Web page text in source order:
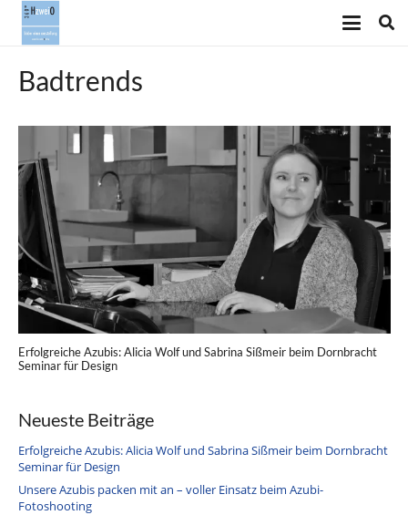
Badtrends
Erfolgreiche Azubis: Alicia Wolf und Sabrina Sißmeir beim Dornbracht
Seminar für Design
Neueste Beiträge
Erfolgreiche Azubis: Alicia Wolf und Sabrina Sißmeir beim Dornbracht
Seminar für Design
Unsere Azubis packen mit an – voller Einsatz beim Azubi-
Fotoshooting